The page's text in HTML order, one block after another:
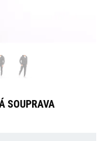
SOUPRAVA